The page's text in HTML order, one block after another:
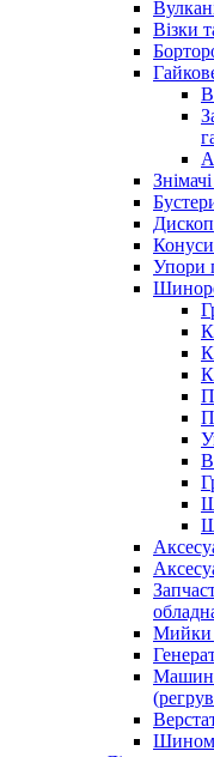
Візки
Конуси
Упори
Мийки